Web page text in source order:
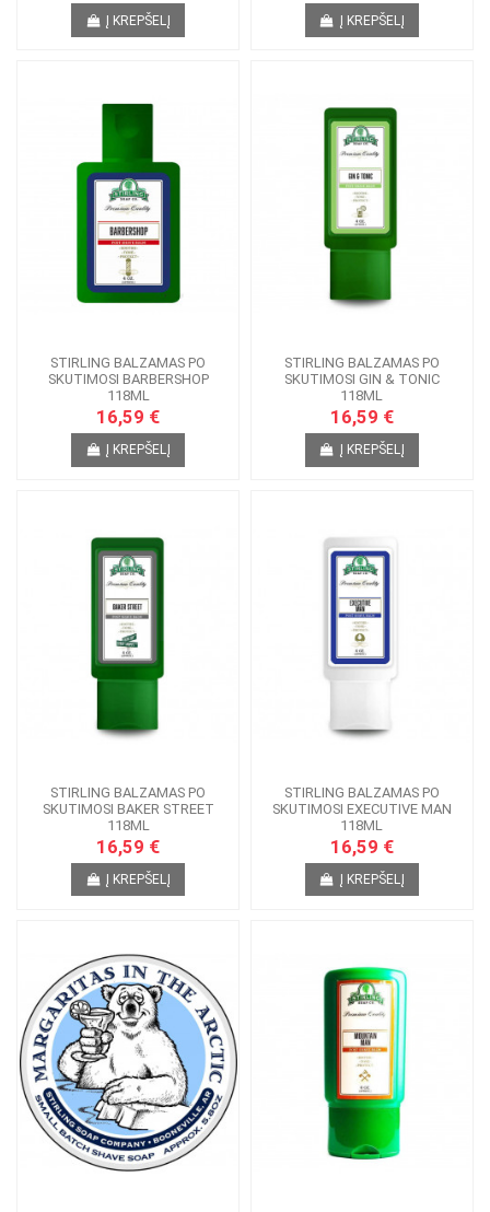
Į KREPŠELĮ Į KREPŠELĮ
STIRLING BALZAMAS PO
SKUTIMOSI BARBERSHOP
118ML
16,59 €
Į KREPŠELĮ
STIRLING BALZAMAS PO
SKUTIMOSI GIN & TONIC
118ML
16,59 €
Į KREPŠELĮ
STIRLING BALZAMAS PO
SKUTIMOSI BAKER STREET
118ML
16,59 €
Į KREPŠELĮ
STIRLING BALZAMAS PO
SKUTIMOSI EXECUTIVE MAN
118ML
16,59 €
Į KREPŠELĮ